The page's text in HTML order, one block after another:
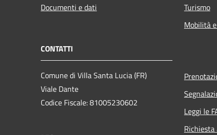
Documenti e dati
Turismo
Mobilità
CONTATTI
Comune di Villa Santa Lucia (FR)
Viale Dante
Codice Fiscale: 81005230602
Leggi le